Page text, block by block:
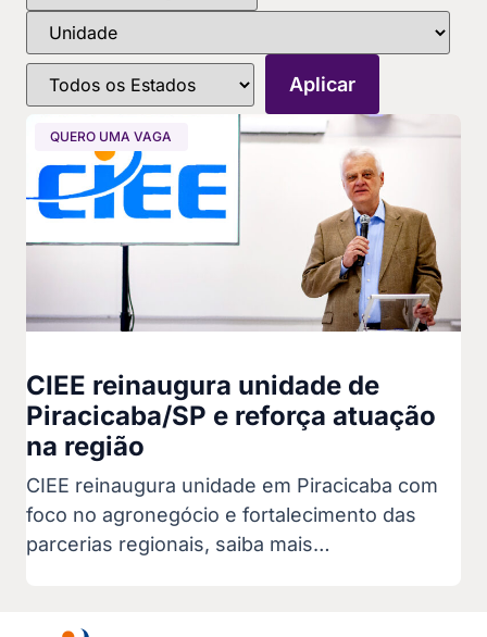
QUERO UMA VAGA
CIEE reinaugura unidade de
Piracicaba/SP e reforça atuação
na região
CIEE reinaugura unidade em Piracicaba com
foco no agronegócio e fortalecimento das
parcerias regionais, saiba mais…